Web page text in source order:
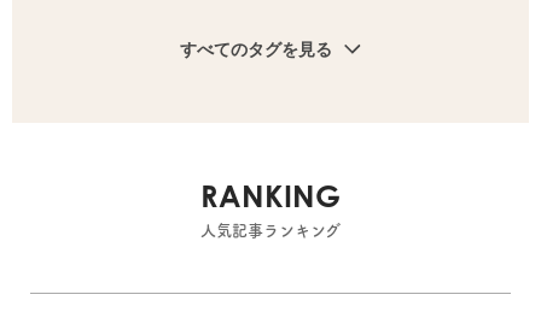
すべてのタグを見る
RANKING
人気記事ランキング